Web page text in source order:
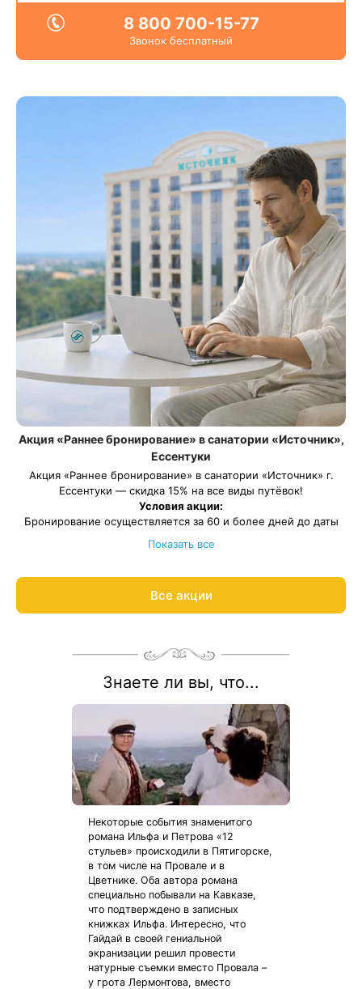
8 800 700-15-77
Звонок бесплатный
Акция «Раннее бронирование» в санатории «Источник»,
Ессентуки
Акция «Раннее бронирование» в санатории «Источник» г.
Ессентуки — скидка 15% на все виды путёвок!
Условия акции:
Бронирование осуществляется за 60 и более дней до даты
Скидка по данной акции не суммируется с другими
27 декабря 2026.
Рассчитаем цену со скидкой и забронируем отдых по акции:
Показать все
Все акции
Знаете ли вы, что...
Некоторые события знаменитого
романа Ильфа и Петрова «12
стульев» происходили в Пятигорске,
в том числе на Провале и в
Цветнике. Оба автора романа
специально побывали на Кавказе,
что подтверждено в записных
книжках Ильфа. Интересно, что
Гайдай в своей гениальной
экранизации решил провести
натурные съемки вместо Провала –
у грота Лермонтова, вместо